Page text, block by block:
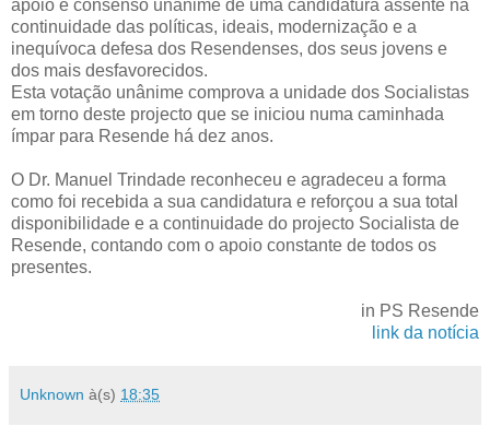
apoio e consenso unânime de uma candidatura assente na
continuidade das políticas, ideais, modernização e a
inequívoca defesa dos Resendenses, dos seus jovens e
dos mais desfavorecidos.
Esta votação unânime comprova a unidade dos Socialistas
em torno deste projecto que se iniciou numa caminhada
ímpar para Resende há dez anos.
O Dr. Manuel Trindade reconheceu e agradeceu a forma
como foi recebida a sua candidatura e reforçou a sua total
disponibilidade e a continuidade do projecto Socialista de
Resende, contando com o apoio constante de todos os
presentes.
in PS Resende
link da notícia
Unknown à(s) 18:35